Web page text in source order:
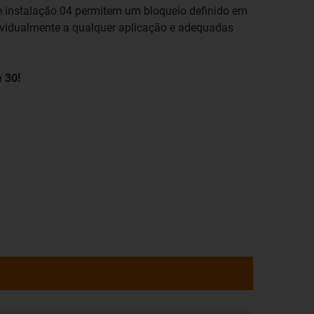
04 permitem um bloqueio definido em
a qualquer aplicação e adequadas
30!